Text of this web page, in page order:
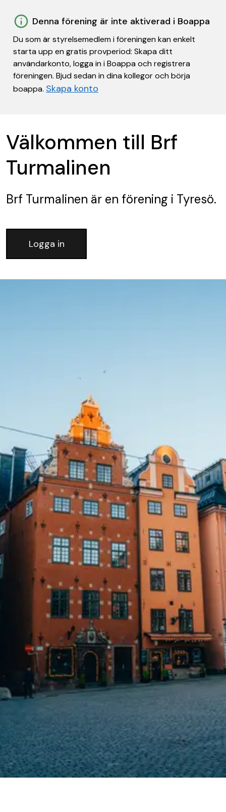
Denna förening är inte aktiverad i Boappa
Du som är styrelsemedlem i föreningen kan enkelt
starta upp en gratis provperiod: Skapa ditt
användarkonto, logga in i Boappa och registrera
föreningen. Bjud sedan in dina kollegor och börja
boappa. Skapa konto
Välkommen till Brf
Turmalinen
Brf Turmalinen är en förening i Tyresö.
Logga in